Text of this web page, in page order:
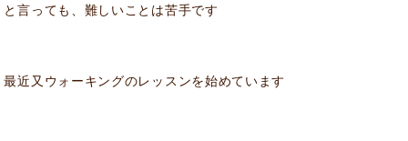
と言っても、難しいことは苦手です
最近又ウォーキングのレッスンを始めています